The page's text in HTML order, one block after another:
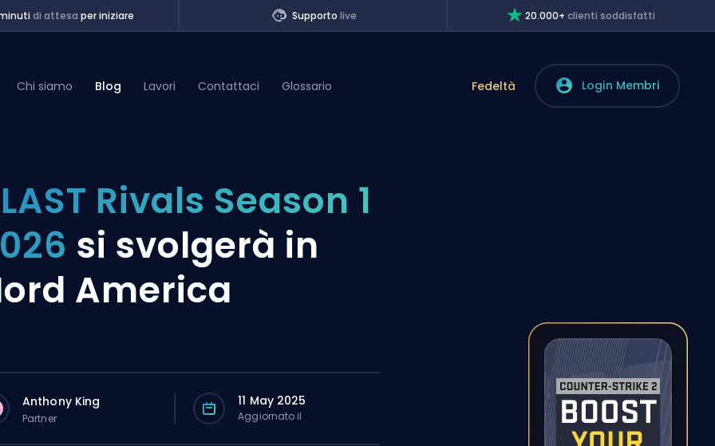
di attesa per iniziare Supporto live 20.000+clienti soddisfatti
Chi siamo Blog Lavori Contattaci Glossario Fedeltà Login Membri
Rivals Season 1
si svolgerà in
America
Anthony King
Partner
11 May 2025
Aggiornato il